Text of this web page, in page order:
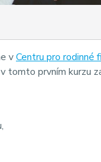
vCentru pro rodinné
tomto prvním kurzu